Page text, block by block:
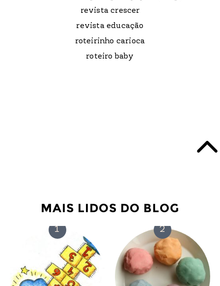
revista crescer
revista educação
roteirinho carioca
roteiro baby
MAIS LIDOS DO BLOG